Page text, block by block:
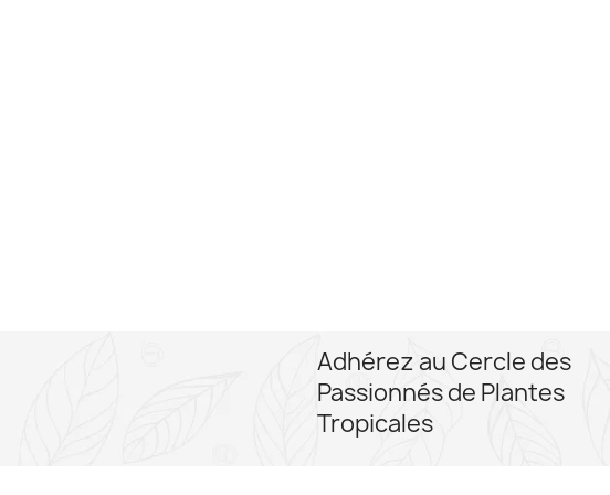
Adhérez au Cercle des
Passionnés de Plantes
Tropicales